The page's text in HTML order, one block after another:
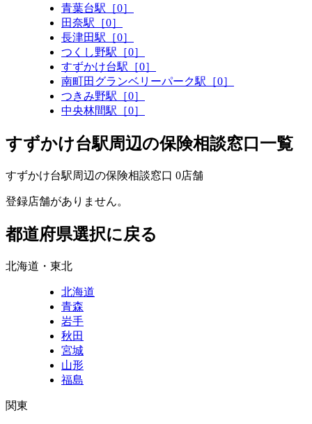
青葉台駅［0］
田奈駅［0］
長津田駅［0］
つくし野駅［0］
すずかけ台駅［0］
南町田グランベリーパーク駅［0］
つきみ野駅［0］
中央林間駅［0］
すずかけ台駅周辺の保険相談窓口一覧
すずかけ台駅周辺の保険相談窓口 0店舗
登録店舗がありません。
都道府県選択に戻る
北海道・東北
北海道
青森
岩手
秋田
宮城
山形
福島
関東